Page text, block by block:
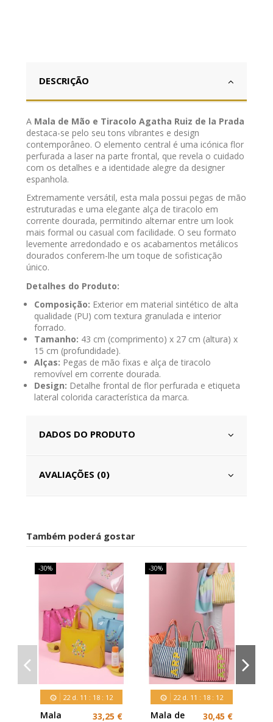
DESCRIÇÃO
A Mala de Mão e Tiracolo Agatha Ruiz de la Prada
destaca-se pelo seu tons vibrantes e design
contemporâneo. O elemento central é uma icónica flor
perfurada a laser na parte frontal, que revela o cuidado
com os detalhes e a identidade alegre da designer
espanhola.
Extremamente versátil, esta mala possui pegas de mão
estruturadas e uma elegante alça de tiracolo em
corrente dourada, permitindo alternar entre um look
mais formal ou casual com facilidade. O seu formato
levemente arredondado e os acabamentos metálicos
dourados conferem-lhe um toque de sofisticação
único.
Detalhes do Produto:
Composição: Exterior em material sintético de alta
qualidade (PU) com textura granulada e interior
forrado.
Tamanho: 43 cm (comprimento) x 27 cm (altura) x
15 cm (profundidade).
Alças: Pegas de mão fixas e alça de tiracolo
removível em corrente dourada.
Design: Detalhe frontal de flor perfurada e etiqueta
lateral colorida característica da marca.
DADOS DO PRODUTO
AVALIAÇÕES (0)
Também poderá gostar
-30%
22d. 11 : 18: 11
Mala
33,25 €
-30%
22 d. 11 : 18 : 11
Mala de
30,45 €